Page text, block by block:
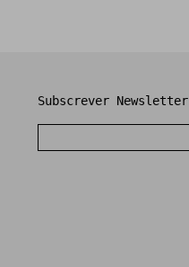
Subscrever Newsletter